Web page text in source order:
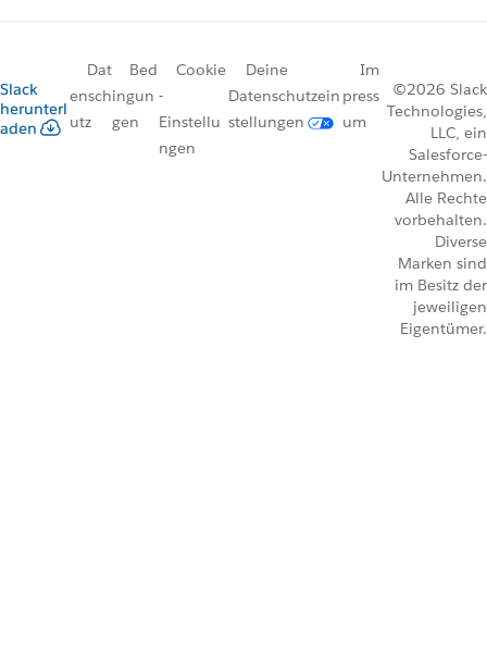
Slack
herunterl
aden
Dat
ensch
utz
Bed
ingun
gen
Cookie
-
Einstellu
ngen
Deine
Datenschutzein
stellungen
Im
press
um
©2026 Slack
Technologies,
LLC, ein
Salesforce-
Unternehmen.
Alle Rechte
vorbehalten.
Diverse
Marken sind
im Besitz der
jeweiligen
Eigentümer.